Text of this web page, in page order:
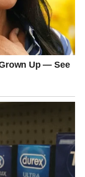
Intimnost raste,
hemiju. Ali ovog
koja ulazi u vaš
i mudrije. Ne